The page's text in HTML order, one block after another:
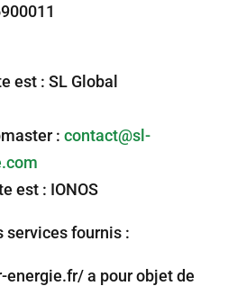
est : SL Global
: contact@sl-
est : IONOS
services fournis :
a pour objet de